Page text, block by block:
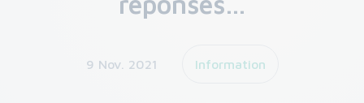
9 Nov. 2021 Information